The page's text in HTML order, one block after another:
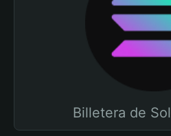
Billetera de